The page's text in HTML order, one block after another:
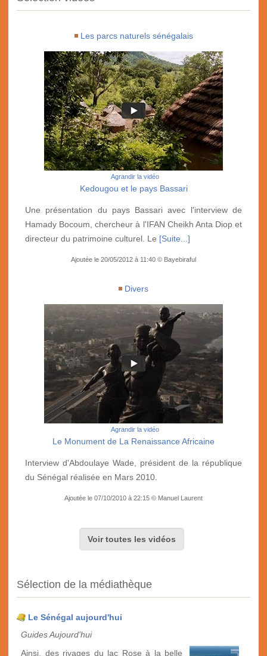
Les parcs naturels sénégalais
Agrandir la vidéo
Kedougou et le pays Bassari
Une présentation du pays Bassari avec l'interview de
Hamady Bocoum, chercheur à l'IFAN Cheikh Anta Diop et
directeur du patrimoine culturel. Le [Suite...]
Ajoutée le 20/05/2012 à 11:40 © Bayebiraful
Divers
Agrandir la vidéo
Le Monument de La Renaissance Africaine
Interview d'Abdoulaye Wade, président de la république
du Sénégal réalisée en Mars 2010.
Ajoutée le 07/10/2010 à 22:15 © Manuel Laurent
Voir toutes les vidéos
Sélection de la médiathèque
Le Sénégal aujourd'hui
Guides Aujourd'hui
Ainsi, des rivages du lac Rose à la belle